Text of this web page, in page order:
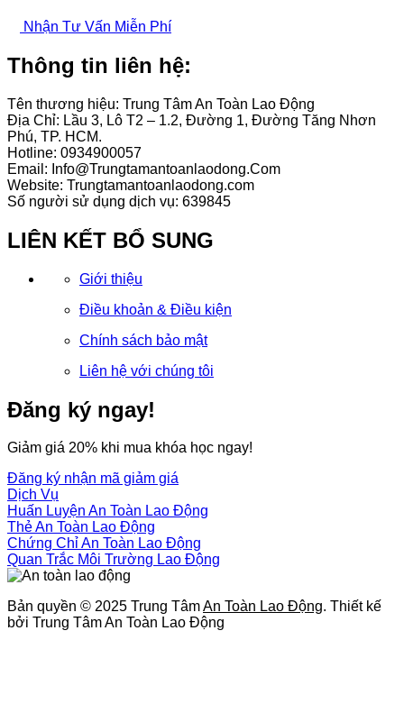
Nhận Tư Vấn Miễn Phí
Thông tin liên hệ:
Tên thương hiệu: Trung Tâm An Toàn Lao Động
Địa Chỉ: Lầu 3, Lô T2 – 1.2, Đường 1, Đường Tăng Nhơn
Phú, TP. HCM.
Hotline: 0934900057
Email: Info@Trungtamantoanlaodong.Com
Website: Trungtamantoanlaodong.com
Số người sử dụng dịch vụ: 639845
LIÊN KẾT BỔ SUNG
Giới thiệu
Điều khoản & Điều kiện
Chính sách bảo mật
Liên hệ với chúng tôi
Đăng ký ngay!
Giảm giá 20% khi mua khóa học ngay!
Đăng ký nhận mã giảm giá
Twitter
Pinterest
Reddit
Tumblr
Youtube
Vimeo
Dịch Vụ
Huấn Luyện An Toàn Lao Động
Thẻ An Toàn Lao Động
Chứng Chỉ An Toàn Lao Động
Quan Trắc Môi Trường Lao Động
Bản quyền © 2025 Trung TâmAn Toàn Lao Động. Thiết kế
bởi Trung Tâm An Toàn Lao Động